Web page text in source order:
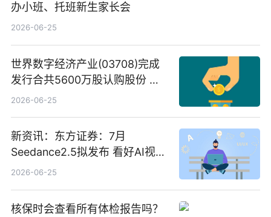
办小班、托班新生家长会
2026-06-25
世界数字经济产业(03708)完成
发行合共5600万股认购股份 净
筹约1007万港元 独家焦点
2026-06-25
新资讯：东方证券：7月
Seedance2.5拟发布 看好AI视频
创作工作流进一步提效
2026-06-25
核保时会查看所有体检报告吗？